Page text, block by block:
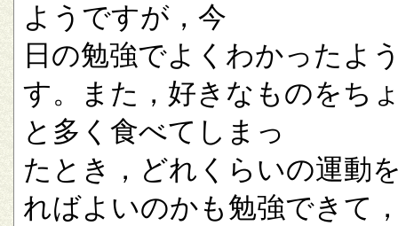
ようですが，今
日の勉強でよくわかったよ
す。また，好きなものをち
と多く食べてしまっ
たとき，どれくらいの運動
ればよいのかも勉強できて